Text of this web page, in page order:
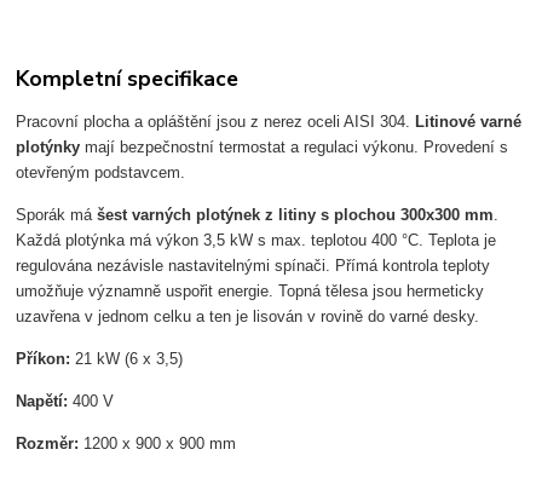
Kompletní specifikace
Pracovní plocha a opláštění jsou z nerez oceli AISI 304. Litinové varné
plotýnky mají bezpečnostní termostat a regulaci výkonu. Provedení s
otevřeným podstavcem.
Sporák mášest varných plotýnek z litiny s plochou 300x300 mm.
Každá plotýnka má výkon 3,5 kW s max. teplotou 400 °C. Teplota je
regulována nezávisle nastavitelnými spínači. Přímá kontrola teploty
umožňuje významně uspořit energie. Topná tělesa jsou hermeticky
uzavřena v jednom celku a ten je lisován v rovině do varné desky.
Příkon: 21 kW (6 x 3,5)
Napětí: 400 V
Rozměr: 1200 x 900 x 900 mm